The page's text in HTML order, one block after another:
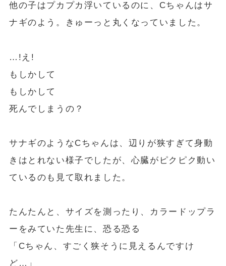
他の子はプカプカ浮いているのに、Cちゃんはサ
ナギのよう。きゅーっと丸くなっていました。
…!え!
もしかして
もしかして
死んでしまうの？
サナギのようなCちゃんは、辺りが狭すぎて身動
きはとれない様子でしたが、心臓がピクピク動い
ているのも見て取れました。
たんたんと、サイズを測ったり、カラードップラ
ーをみていた先生に、恐る恐る
「Cちゃん、すごく狭そうに見えるんですけ
ど…」